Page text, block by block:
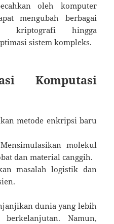
oleh komputer
mengubah berbagai
hingga
sistem kompleks.
Komputasi
metode enkripsi baru
Mensimulasikan molekul
dan material canggih.
masalah logistik dan
dunia yang lebih
Namun,